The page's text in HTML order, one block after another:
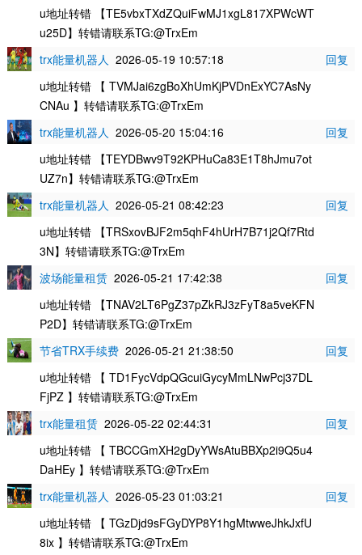
u地址转错 【TE5vbxTXdZQuiFwMJ1xgL817XPWcWT
u25D】转错请联系TG:@TrxEm
trx能量机器人 2026-05-19 10:57:18
回复
u地址转错 【 TVMJai6zgBoXhUmKjPVDnExYC7AsNy
CNAu 】转错请联系TG:@TrxEm
trx能量机器人 2026-05-20 15:04:16
回复
u地址转错 【TEYDBwv9T92KPHuCa83E1T8hJmu7ot
UZ7n】转错请联系TG:@TrxEm
trx能量机器人 2026-05-21 08:42:23
回复
u地址转错 【TRSxovBJF2m5qhF4hUrH7B71j2Qf7Rtd
3N】转错请联系TG:@TrxEm
波场能量租赁 2026-05-21 17:42:38
回复
u地址转错 【TNAV2LT6PgZ37pZkRJ3zFyT8a5veKFN
P2D】转错请联系TG:@TrxEm
节省TRX手续费 2026-05-21 21:38:50
回复
u地址转错 【 TD1FycVdpQGcuiGycyMmLNwPcj37DL
FjPZ 】转错请联系TG:@TrxEm
trx能量租赁 2026-05-22 02:44:31
回复
u地址转错 【 TBCCGmXH2gDyYWsAtuBBXp2i9Q5u4
DaHEy 】转错请联系TG:@TrxEm
trx能量机器人 2026-05-23 01:03:21
回复
u地址转错 【 TGzDjd9sFGyDYP8Y1hgMtwweJhkJxfU
8ix 】转错请联系TG:@TrxEm